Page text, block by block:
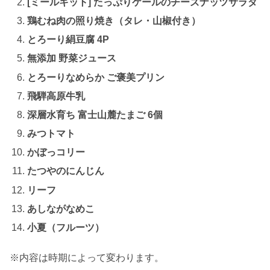
鶏むね肉の照り焼き（タレ・山椒付き）
とろーり絹豆腐 4P
無添加 野菜ジュース
とろーりなめらか ご褒美プリン
飛騨高原牛乳
深層水育ち 富士山麓たまご 6個
みつトマト
かぼっコリー
たつやのにんじん
リーフ
あしながなめこ
小夏（フルーツ）
※内容は時期によって変わります。